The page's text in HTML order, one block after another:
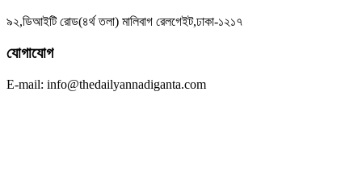
৯২,ডিআইটি রোড(৪র্থ তলা) মালিবাগ রেলগেইট,ঢাকা-১২১৭
যোগাযোগ
E-mail: info@thedailyannadiganta.com